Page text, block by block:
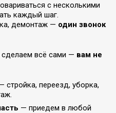
с несколькими
каждый шаг.
демонтаж — один звонок
всё сами — вам не
стройка, переезд, уборка,
— приедем в любой